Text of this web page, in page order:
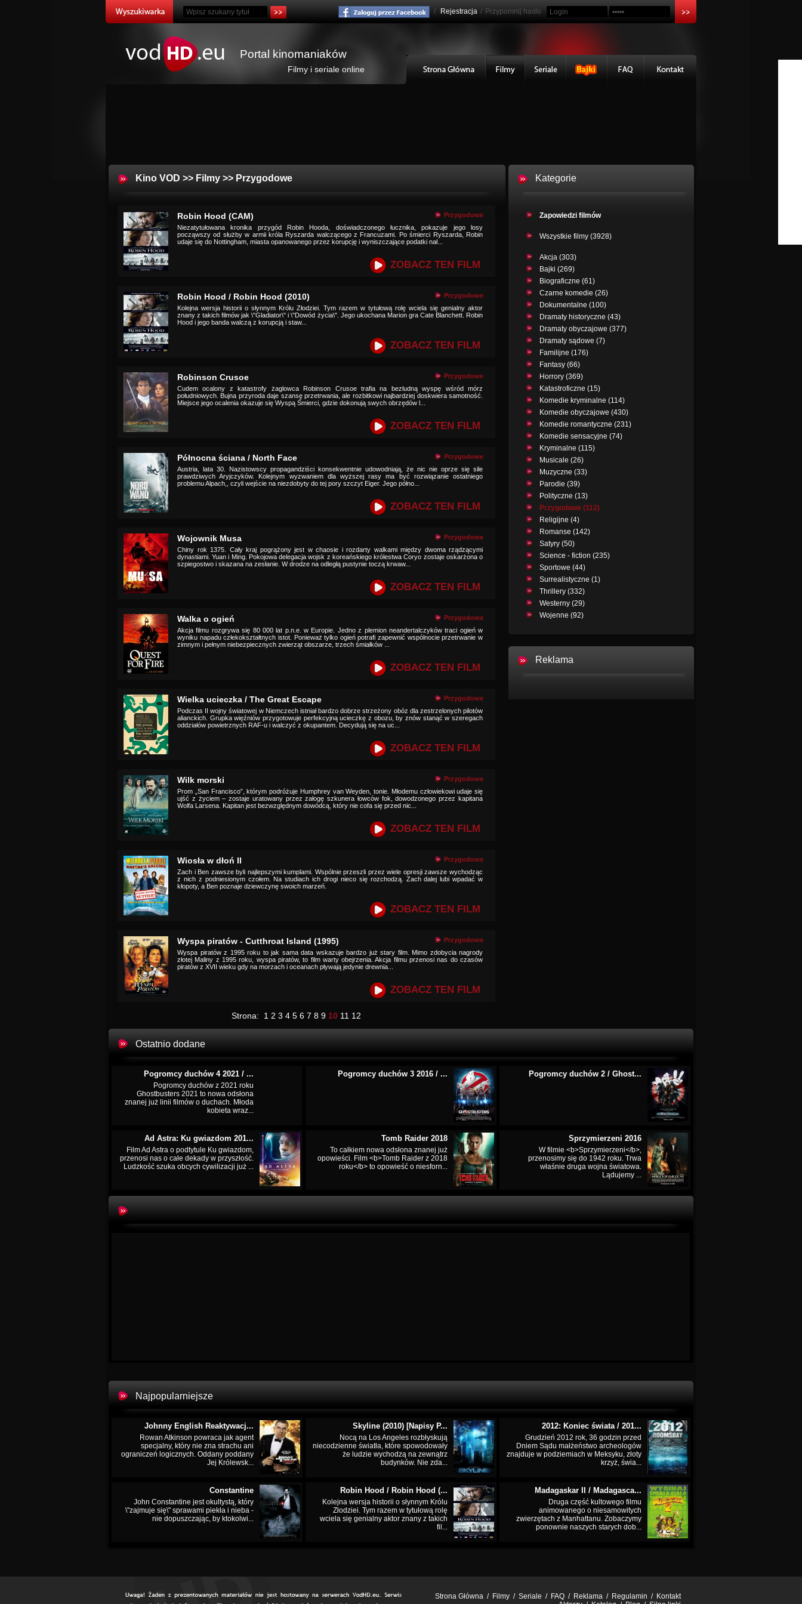
/ Rejestracja / Przypomnij hasło
Portal kinomaniaków
Filmy i seriale online
Kino VOD >> Filmy >> Przygodowe
Robin Hood (CAM)
Przygodowe
Niezatytułowana kronika przygód Robin Hooda, doświadczonego łucznika, pokazuje jego losy
począwszy od służby w armii króla Ryszarda walczącego z Francuzami. Po śmierci Ryszarda, Robin
udaje się do Nottingham, miasta opanowanego przez korupcję i wyniszczające podatki nał...
ZOBACZ TEN FILM
Robin Hood / Robin Hood (2010)
Przygodowe
Kolejna wersja historii o słynnym Królu Złodziei. Tym razem w tytułową rolę wciela się genialny aktor
znany z takich filmów jak \"Gladiator\" i \"Dowód życia\". Jego ukochana Marion gra Cate Blanchett. Robin
Hood i jego banda walczą z korupcją i staw...
ZOBACZ TEN FILM
Robinson Crusoe
Przygodowe
Cudem ocalony z katastrofy żaglowca Robinson Crusoe trafia na bezludną wyspę wśród mórz
południowych. Bujna przyroda daje szansę przetrwania, ale rozbitkowi najbardziej doskwiera samotność.
Miejsce jego ocalenia okazuje się Wyspą Śmierci, gdzie dokonują swych obrzędów l...
ZOBACZ TEN FILM
Północna ściana / North Face
Przygodowe
Austria, lata 30. Nazistowscy propagandziści konsekwentnie udowodniają, że nic nie oprze się sile
prawdziwych Aryjczyków. Kolejnym wyzwaniem dla wyższej rasy ma być rozwiązanie ostatniego
problemu Alpach,, czyli wejście na niezdobyty do tej pory szczyt Eiger. Jego półno...
ZOBACZ TEN FILM
Wojownik Musa
Przygodowe
Chiny rok 1375. Cały kraj pogrążony jest w chaosie i rozdarty walkami między dwoma rządzącymi
dynastiami. Yuan i Ming. Pokojowa delegacja wojsk z koreańskiego królestwa Coryo zostaje oskarżona o
szpiegostwo i skazana na zesłanie. W drodze na odległą pustynie toczą krwaw...
ZOBACZ TEN FILM
Walka o ogień
Przygodowe
Akcja filmu rozgrywa się 80 000 lat p.n.e. w Europie. Jedno z plemion neandertalczyków traci ogień w
wyniku napadu człekokształtnych istot. Ponieważ tylko ogień potrafi zapewnić wspólnocie przetrwanie w
zimnym i pełnym niebezpiecznych zwierząt obszarze, trzech śmiałków ...
ZOBACZ TEN FILM
Wielka ucieczka / The Great Escape
Przygodowe
Podczas II wojny światowej w Niemczech istniał bardzo dobrze strzeżony obóz dla zestrzelonych pilotów
alianckich. Grupka więźniów przygotowuje perfekcyjną ucieczkę z obozu, by znów stanąć w szeregach
oddziałów powietrznych RAF-u i walczyć z okupantem. Decydują się na uc...
ZOBACZ TEN FILM
Wilk morski
Przygodowe
Prom „San Francisco”, którym podróżuje Humphrey van Weyden, tonie. Młodemu człowiekowi udaje się
ujść z życiem – zostaje uratowany przez załogę szkunera łowców fok, dowodzonego przez kapitana
Wolfa Larsena. Kapitan jest bezwzględnym dowódcą, który nie cofa się przed nic...
ZOBACZ TEN FILM
Wiosła w dłoń II
Przygodowe
Zach i Ben zawsze byli najlepszymi kumplami. Wspólnie przeszli przez wiele opresji zawsze wychodząc
z nich z podniesionym czołem. Na studiach ich drogi nieco się rozchodzą. Zach dalej lubi wpadać w
kłopoty, a Ben poznaje dziewczynę swoich marzeń.
ZOBACZ TEN FILM
Wyspa piratów - Cutthroat Island (1995)
Przygodowe
Wyspa piratów z 1995 roku to jak sama data wskazuje bardzo już stary film. Mimo zdobycia nagrody
złotej Maliny z 1995 roku, wyspa piratów, to film warty obejrzenia. Akcja filmu przenosi nas do czasów
piratów z XVII wieku gdy na morzach i oceanach pływają jedynie drewnia...
ZOBACZ TEN FILM
Strona: 1 2 3 4 5 6 7 8 9 10 11 12
Kategorie
Zapowiedzi filmów
Wszystkie filmy (3928)
Akcja (303)
Bajki (269)
Biograficzne (61)
Czarne komedie (26)
Dokumentalne (100)
Dramaty historyczne (43)
Dramaty obyczajowe (377)
Dramaty sądowe (7)
Familijne (176)
Fantasy (66)
Horrory (369)
Katastroficzne (15)
Komedie kryminalne (114)
Komedie obyczajowe (430)
Komedie romantyczne (231)
Komedie sensacyjne (74)
Kryminalne (115)
Musicale (26)
Muzyczne (33)
Parodie (39)
Polityczne (13)
Przygodowe (112)
Religijne (4)
Romanse (142)
Satyry (50)
Science - fiction (235)
Sportowe (44)
Surrealistyczne (1)
Thrillery (332)
Westerny (29)
Wojenne (92)
Reklama
Ostatnio dodane
Pogromcy duchów 4 2021 / ...
Pogromcy duchów z 2021 roku
Ghostbusters 2021 to nowa odsłona
znanej już linii filmów o duchach. Młoda
kobieta wraz...
Pogromcy duchów 3 2016 / ... Pogromcy duchów 2 / Ghost...
Ad Astra: Ku gwiazdom 201...
Film Ad Astra o podtytule Ku gwiazdom,
przenosi nas o całe dekady w przyszłość.
Ludzkość szuka obcych cywilizacji już ...
Tomb Raider 2018
To całkiem nowa odsłona znanej już
opowieści. Film <b>Tomb Raider z 2018
roku</b> to opowieść o niesforn...
Sprzymierzeni 2016
W filmie <b>Sprzymierzeni</b>,
przenosimy się do 1942 roku. Trwa
właśnie druga wojna światowa.
Lądujemy ...
Najpopularniejsze
Johnny English Reaktywacj...
Rowan Atkinson powraca jak agent
specjalny, który nie zna strachu ani
ograniczeń logicznych. Oddany poddany
Jej Królewsk...
Skyline (2010) [Napisy P...
Nocą na Los Angeles rozbłyskują
niecodzienne światła, które spowodowały
że ludzie wychodzą na zewnątrz
budynków. Nie zda...
2012: Koniec świata / 201...
Grudzień 2012 rok, 36 godzin przed
Dniem Sądu małżeństwo archeologów
znajduje w podziemiach w Meksyku, złoty
krzyż, świa...
Constantine
John Constantine jest okultystą, który
\"zajmuje się\" sprawami piekła i nieba -
nie dopuszczając, by ktokolwi...
Robin Hood / Robin Hood (...
Kolejna wersja historii o słynnym Królu
Złodziei. Tym razem w tytułową rolę
wciela się genialny aktor znany z takich
fil...
Madagaskar II / Madagasca...
Druga część kultowego filmu
animowanego o niesamowitych
zwierzętach z Manhattanu. Zobaczymy
ponownie naszych starych dob...
Strona Główna / Filmy / Seriale / FAQ / Reklama / Regulamin / Kontakt